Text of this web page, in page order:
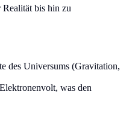
bis hin zu
des Universums (Gravitation,
was den